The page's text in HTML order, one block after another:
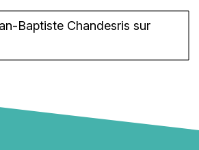
Baptiste Chandesris sur